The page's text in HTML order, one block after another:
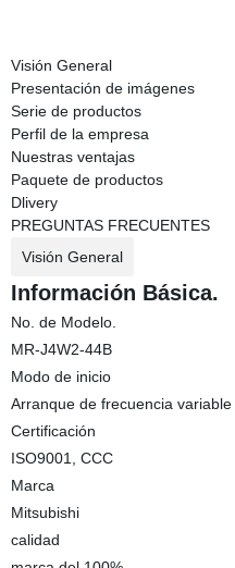
Visión General
Presentación de imágenes
Serie de productos
Perfil de la empresa
Nuestras ventajas
Paquete de productos
Dlivery
PREGUNTAS FRECUENTES
Visión General
Información Básica.
No. de Modelo.
MR-J4W2-44B
Modo de inicio
Arranque de frecuencia variable
Certificación
ISO9001, CCC
Marca
Mitsubishi
calidad